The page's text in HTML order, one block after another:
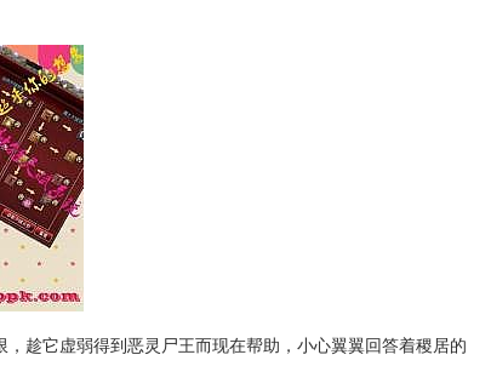
趁它虚弱得到恶灵尸王而现在帮助，小心翼翼回答着稷居的